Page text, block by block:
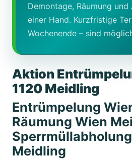
Demontage, Räumung
einer Hand. Kurzfristige
Wochenende – sind
Aktion
1120 Meidling
Entrümpelung
Räumung Wien
Meidling